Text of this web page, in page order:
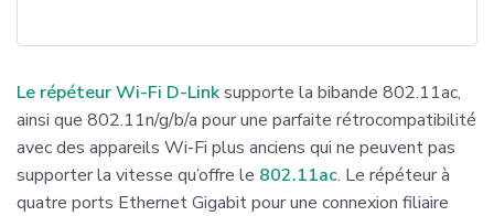
Le répéteur Wi-Fi D-Linksupporte la bibande 802.11ac,
ainsi que 802.11n/g/b/a pour une parfaite rétrocompatibilité
avec des appareils Wi-Fi plus anciens qui ne peuvent pas
supporter la vitesse qu’offre le 802.11ac. Le répéteur à
quatre ports Ethernet Gigabit pour une connexion filiaire